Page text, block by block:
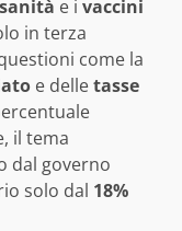
sanità e i vaccini
in terza
come la
e delletasse
il tema
dal governo
solo dal 18%